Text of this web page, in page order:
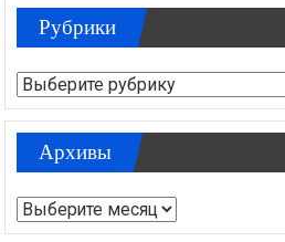
Рубрики
Рубрики
Архивы
Архивы